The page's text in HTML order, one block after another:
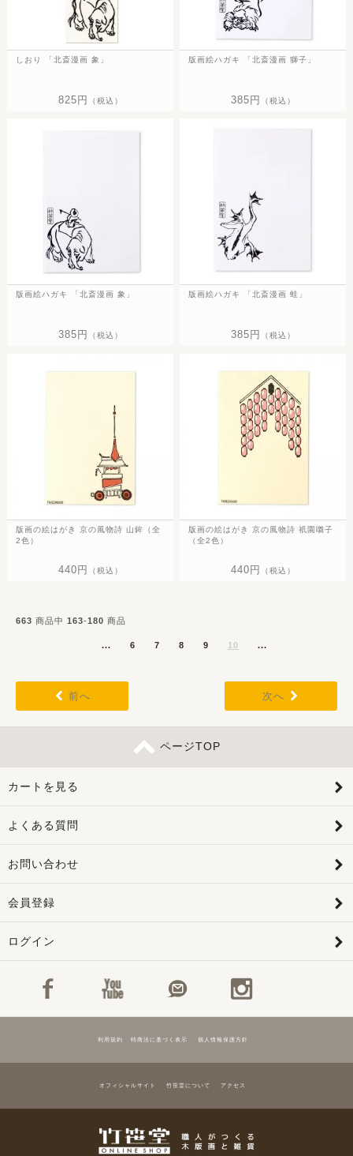
しおり 「北斎漫画 象」
825円 （税込）
版画絵ハガキ 「北斎漫画 獅子」
385円 （税込）
版画絵ハガキ 「北斎漫画 象」
385円 （税込）
版画絵ハガキ 「北斎漫画 蛙」
385円 （税込）
版画の絵はがき 京の風物詩 山鉾（全
2色）
440円 （税込）
版画の絵はがき 京の風物詩 祇園囃子
（全2色）
440円 （税込）
663 商品中 163-180 商品
... 6 7 8 9 10 ...
前へ 次へ
ページTOP
カートを見る
よくある質問
お問い合わせ
会員登録
ログイン
利用規約 特商法に基づく表示 個人情報保護方針
オフィシャルサイト 竹笹堂について アクセス